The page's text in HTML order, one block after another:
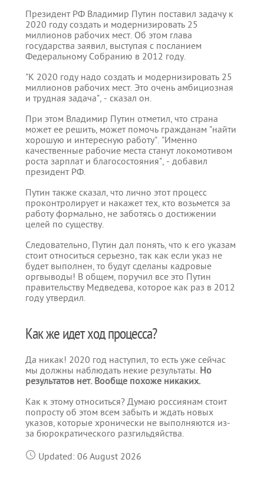
Президент РФ Владимир Путин поставил задачу к
2020 году создать и модернизировать 25
миллионов рабочих мест. Об этом глава
государства заявил, выступая с посланием
Федеральному Собранию в 2012 году.
"К 2020 году надо создать и модернизировать 25
миллионов рабочих мест. Это очень амбициозная
и трудная задача", - сказал он.
При этом Владимир Путин отметил, что страна
может ее решить, может помочь гражданам "найти
хорошую и интересную работу". "Именно
качественные рабочие места станут локомотивом
роста зарплат и благосостояния", - добавил
президент РФ.
Путин также сказал, что лично этот процесс
проконтролирует и накажет тех, кто возьмется за
работу формально, не заботясь о достижении
целей по существу.
Следовательно, Путин дал понять, что к его указам
стоит относиться серьезно, так как если указ не
будет выполнен, то будут сделаны кадровые
оргвыводы! В общем, поручил все это Путин
правительству Медведева, которое как раз в 2012
году утвердил.
Как же идет ход процесса?
Да никак! 2020 год наступил, то есть уже сейчас
мы должны наблюдать некие результаты. Но
результатов нет. Вообще похоже никаких.
Как к этому относиться? Думаю россиянам стоит
попросту об этом всем забыть и ждать новых
указов, которые хронически не выполняются из-
за бюрократического разгильдяйства.
Updated: 06 August 2026